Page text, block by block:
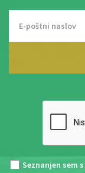
Seznanjen sem s